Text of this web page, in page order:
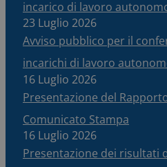
incarico di lavoro
23 Luglio 2026
Avviso pubblico per il
incarichi di lavoro
16 Luglio 2026
Presentazione del
Comunicato Stampa
16 Luglio 2026
Presentazione dei risultati